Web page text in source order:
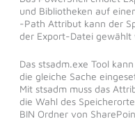
und Bibliotheken auf
-Path Attribut kann der
der Export-Datei gewählt
Das stsadm.exe Tool
die gleiche Sache
Mit stsadm muss das
die Wahl des
BIN Ordner von